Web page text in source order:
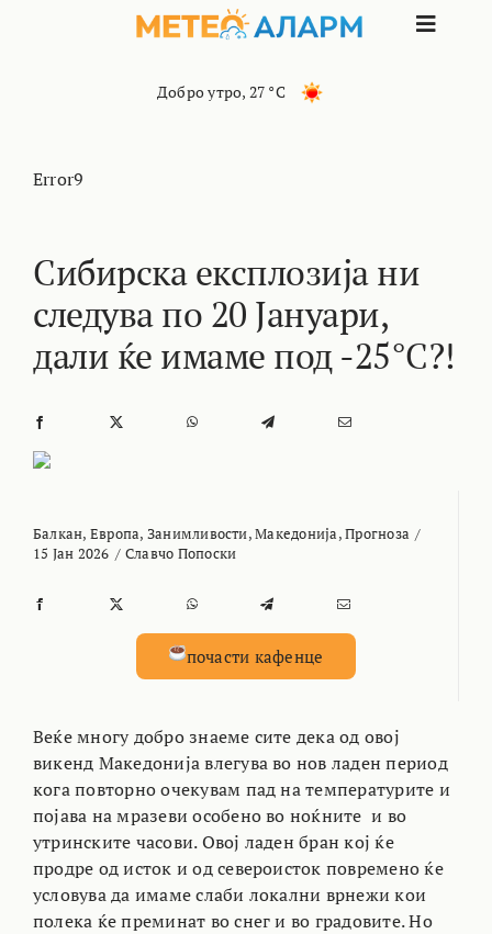
Toggle
КОНТАКТ
Добро утро, 27 °C
Error9
Сибирска експлозија ни
следува по 20 Јануари,
дали ќе имаме под -25°C?!
Балкан, Европа, Занимливости,Македонија,Прогноза /
15 Јан 2026 / Славчо Попоски
почасти кафенце
Веќе многу добро знаеме сите дека од овој
викенд Македонија влегува во нов ладен период
кога повторно очекувам пад на температурите и
појава на мразеви особено во ноќните и во
утринските часови. Овој ладен бран кој ќе
продре од исток и од североисток повремено ќе
условува да имаме слаби локални врнежи кои
полека ќе преминат во снег и во градовите. Но